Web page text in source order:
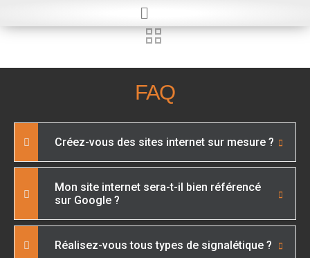
FAQ
Créez-vous des sites internet sur mesure ?
Mon site internet sera-t-il bien référencé
sur Google ?
Réalisez-vous tous types de signalétique ?